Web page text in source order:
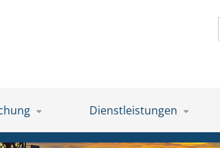
Dienstleistungen